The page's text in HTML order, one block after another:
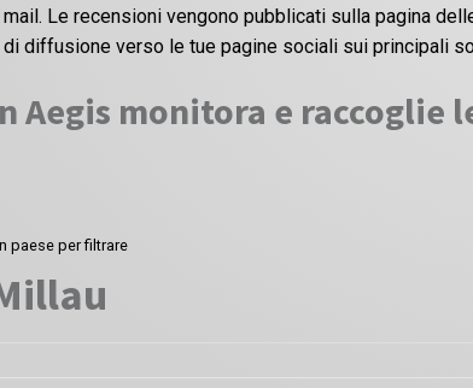
Le recensioni vengono pubblicati sulla pagina
diffusione verso le tue pagine sociali sui principali
Aegis monitora e raccoglie
paese per filtrare